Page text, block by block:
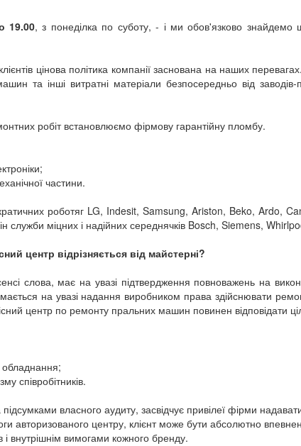
19.00, з понеділка по суботу, - і ми обов'язково
цінова політика компанії заснована на наших
та інші витратні матеріали безпосередньо від
робіт встановлюємо фірмову гарантійну пломбу.
частини.
роботяг LG, Indesit, Samsung, Ariston, Beko, Ardo,
служби міцних і надійних середнячків Bosch, Siemens,
центр відрізняється від майстерні?
слова, має на увазі підтвердження повноважень на
на увазі надання виробником права здійснювати
центр по ремонту пральних машин повинен відповідати
обладнання;
співробітників.
власного аудиту, засвідчує привілеї фірми
авторизованого центру, клієнт може бути абсолютно
і внутрішнім вимогами кожного бренду.